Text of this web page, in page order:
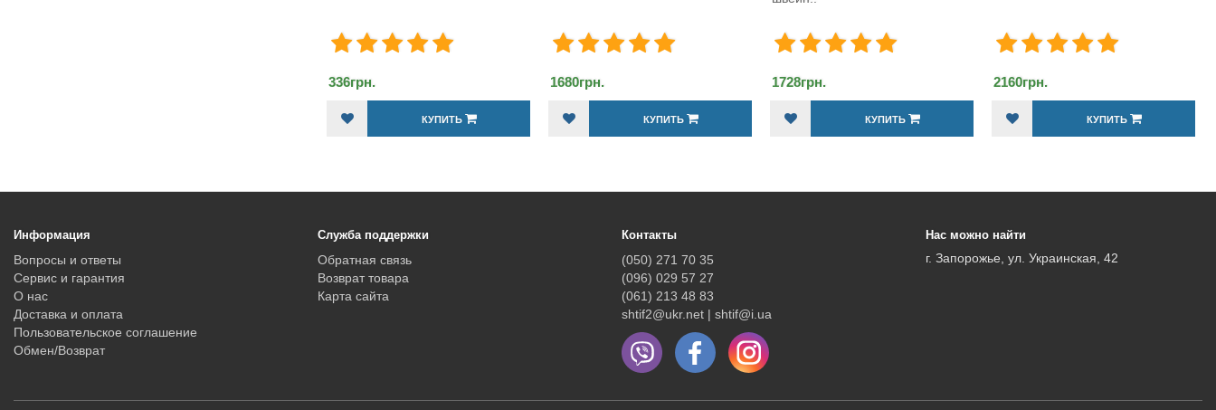
1680грн.
КУПИТЬ
1728грн.
КУПИТЬ
2160грн.
КУПИТЬ
768грн.
КУПИТЬ
Информация
Вопросы и ответы
Сервис и гарантия
О нас
Доставка и оплата
Пользовательское соглашение
Обмен/Возврат
Служба поддержки
Обратная связь
Возврат товара
Карта сайта
Контакты
(050) 271 70 35
(096) 029 57 27
(061) 213 48 83
shtif2@ukr.net | shtif@i.ua
Нас можно найти
г. Запорожье, ул. Украинская, 42